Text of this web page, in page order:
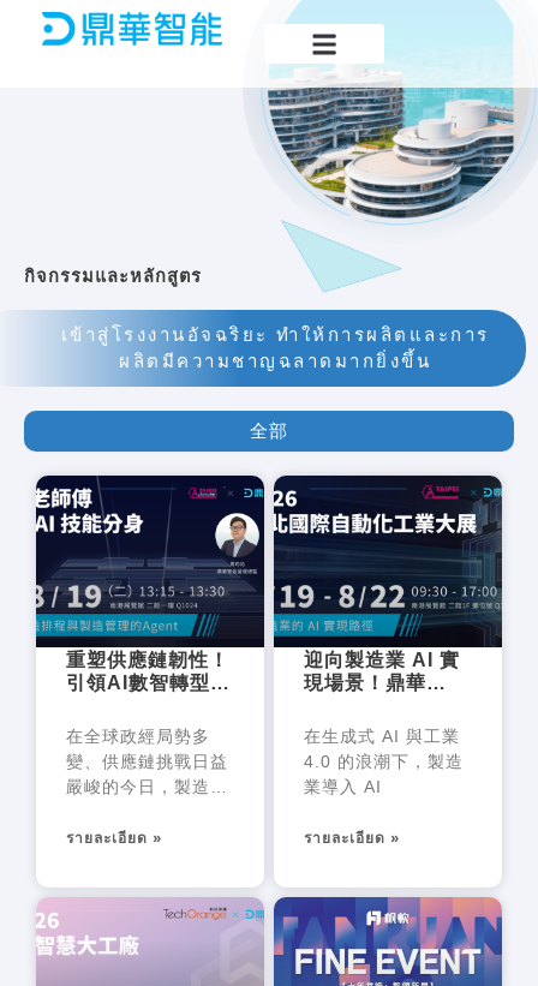
กิจกรรมและหลักสูตร
เข้าสู่โรงงานอัจฉริยะ ทำให้การผลิตและการ
ผลิตมีความชาญฉลาดมากยิ่งขึ้น
全部
重塑供應鏈韌性！
引領AI數智轉型，
管理」專家
Agent 新境界
在全球政經局勢多
變、供應鏈挑戰日益
嚴峻的今日，製造業
รายละเอียด »
迎向製造業 AI 實
現場景！鼎華
工廠運行平台亮相
自動化展
在生成式 AI 與工業
4.0 的浪潮下，製造
業導入 AI
รายละเอียด »
P
e
P
a
g
e
P
a
g
e
P
a
g
e
P
a
g
e